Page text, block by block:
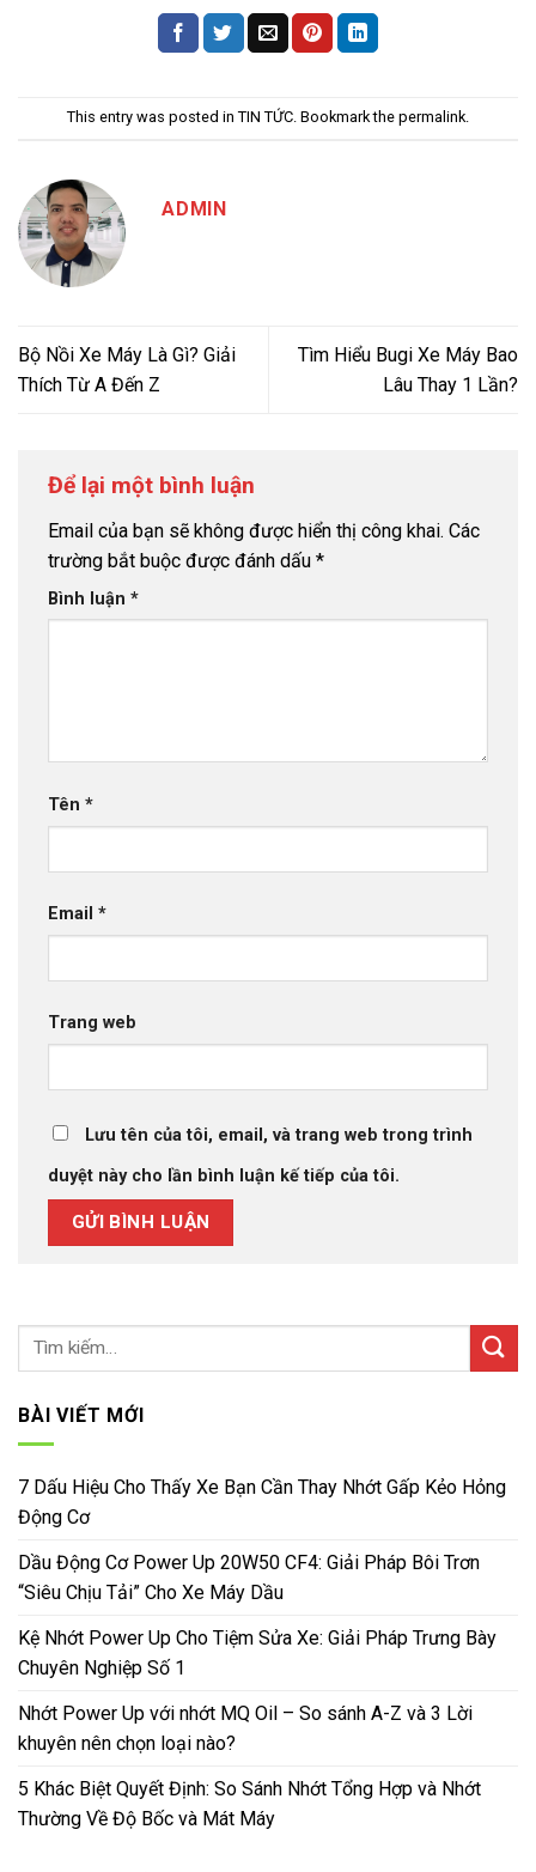
This entry was posted in TIN TỨC. Bookmark the permalink.
ADMIN
Bộ Nồi Xe Máy Là Gì? Giải
Thích Từ A Đến Z
Tìm Hiểu Bugi Xe Máy Bao
Lâu Thay 1 Lần?
Để lại một bình luận
Email của bạn sẽ không được hiển thị công khai. Các
trường bắt buộc được đánh dấu *
Bình luận *
Tên *
Email *
Trang web
Lưu tên của tôi, email, và trang web trong trình
duyệt này cho lần bình luận kế tiếp của tôi.
BÀI VIẾT MỚI
7 Dấu Hiệu Cho Thấy Xe Bạn Cần Thay Nhớt Gấp Kẻo Hỏng
Động Cơ
Dầu Động Cơ Power Up 20W50 CF4: Giải Pháp Bôi Trơn
“Siêu Chịu Tải” Cho Xe Máy Dầu
Kệ Nhớt Power Up Cho Tiệm Sửa Xe: Giải Pháp Trưng Bày
Chuyên Nghiệp Số 1
Nhớt Power Up với nhớt MQ Oil – So sánh A-Z và 3 Lời
khuyên nên chọn loại nào?
5 Khác Biệt Quyết Định: So Sánh Nhớt Tổng Hợp và Nhớt
Thường Về Độ Bốc và Mát Máy